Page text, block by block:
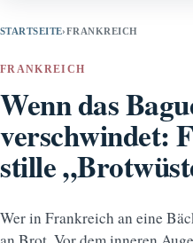
STARTSEITE›FRANKREICH
FRANKREICH
Wenn das
verschwindet:
stille
Wer in Frankreich an eine